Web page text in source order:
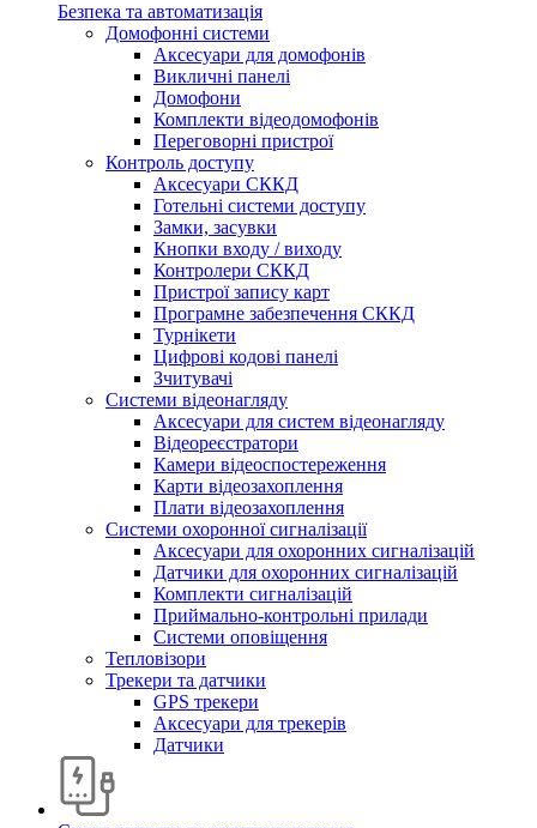
Безпека та автоматизація
Домофонні системи
Аксесуари для домофонів
Викличні панелі
Домофони
Комплекти відеодомофонів
Переговорні пристрої
Контроль доступу
Аксесуари СККД
Готельні системи доступу
Замки, засувки
Кнопки входу / виходу
Контролери СККД
Пристрої запису карт
Програмне забезпечення СККД
Турнікети
Цифрові кодові панелі
Зчитувачі
Системи відеонагляду
Аксесуари для систем відеонагляду
Відеореєстратори
Камери відеоспостереження
Карти відеозахоплення
Плати відеозахоплення
Системи охоронної сигналізації
Аксесуари для охоронних сигналізацій
Датчики для охоронних сигналізацій
Комплекти сигналізацій
Приймально-контрольні прилади
Системи оповіщення
Тепловізори
Трекери та датчики
GPS трекери
Аксесуари для трекерів
Датчики